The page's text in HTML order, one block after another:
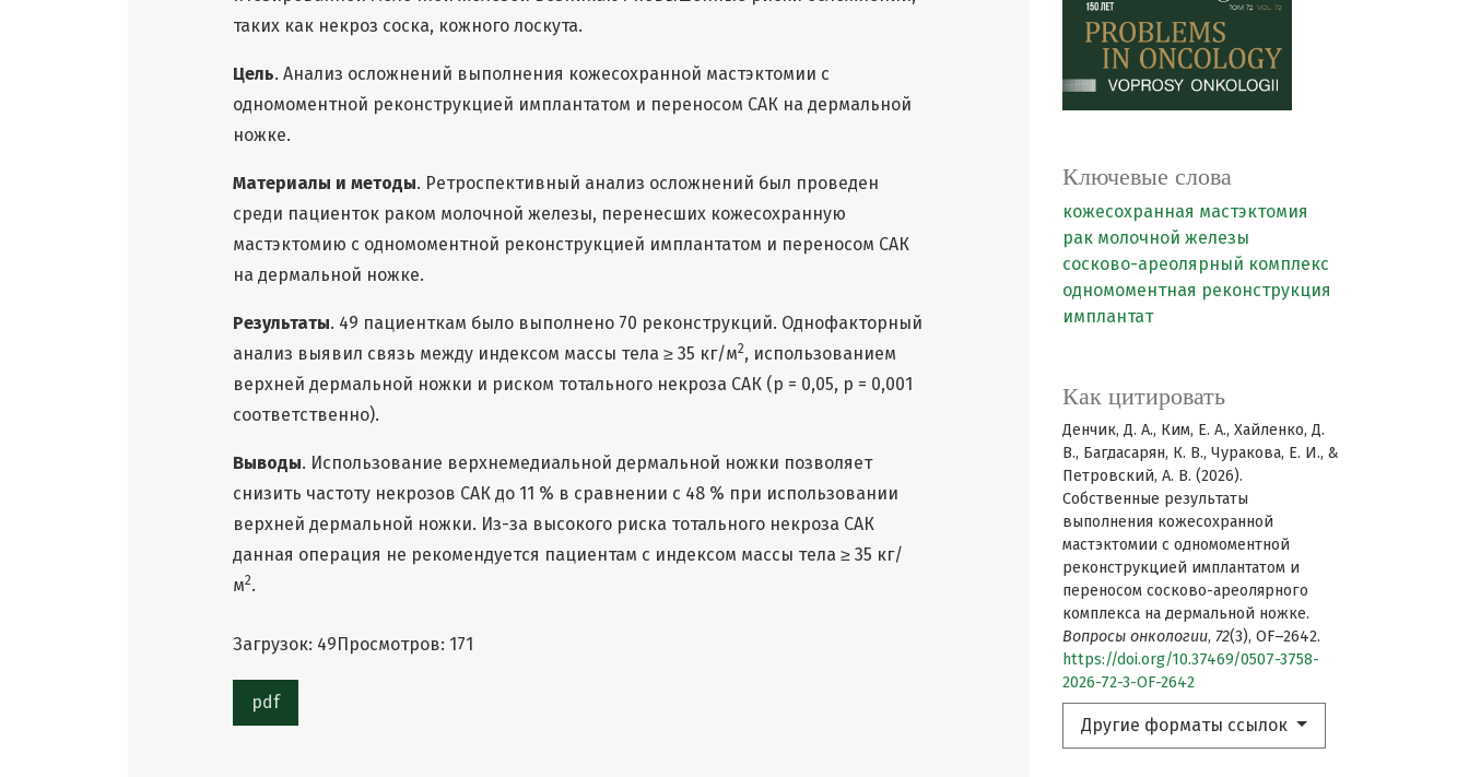
Ключевые слова
кожесохранная мастэктомия
рак молочной железы
сосково-ареолярный комплекс
одномоментная реконструкция
имплантат
Как цитировать
Денчик, Д. А., Ким, Е. А., Хайленко, Д.
В., Багдасарян, К. В., Чуракова, Е. И., &
Петровский, А. В. (2026).
Собственные результаты
выполнения кожесохранной
мастэктомии с одномоментной
реконструкцией имплантатом и
переносом сосково-ареолярного
комплекса на дермальной ножке.
Вопросы онкологии, 72(3), OF–2642.
https://doi.org/10.37469/0507-3758-
2026-72-3-OF-2642
Другие форматы ссылок
таких как некроз соска, кожного лоскута.
Цель. Анализ осложнений выполнения кожесохранной мастэктомии с
одномоментной реконструкцией имплантатом и переносом САК на дермальной
ножке.
Материалы и методы. Ретроспективный анализ осложнений был проведен
среди пациенток раком молочной железы, перенесших кожесохранную
мастэктомию с одномоментной реконструкцией имплантатом и переносом САК
на дермальной ножке.
Результаты. 49 пациенткам было выполнено 70 реконструкций. Однофакторный
анализ выявил связь между индексом массы тела ≥ 35 кг/м2, использованием
верхней дермальной ножки и риском тотального некроза САК (p = 0,05, p = 0,001
соответственно).
Выводы. Использование верхнемедиальной дермальной ножки позволяет
снизить частоту некрозов САК до 11 % в сравнении с 48 % при использовании
верхней дермальной ножки. Из-за высокого риска тотального некроза САК
данная операция не рекомендуется пациентам с индексом массы тела ≥ 35 кг/
м2.
Загрузок: 49 Просмотров: 171
pdf